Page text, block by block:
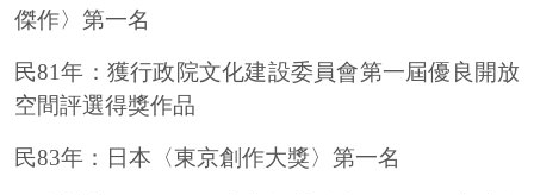
傑作〉第一名
民81年：獲行政院文化建設委員會第一屆優良開放
空間評選得獎作品
民83年：日本〈東京創作大獎〉第一名